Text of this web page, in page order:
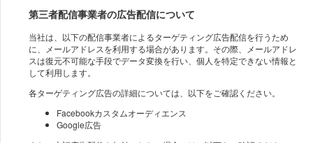
第三者配信事業者の広告配信について
当社は、以下の配信事業者によるターゲティング広告配信を行うため
に、メールアドレスを利用する場合があります。その際、メールアドレ
スは復元不可能な手段でデータ変換を行い、個人を特定できない情報と
して利用します。
各ターゲティング広告の詳細については、以下をご確認ください。
Facebookカスタムオーディエンス
Google広告